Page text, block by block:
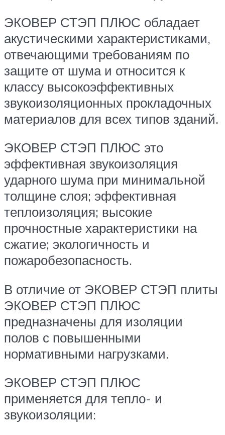
ЭКОВЕР СТЭП ПЛЮС обладает
акустическими характеристиками,
отвечающими требованиям по
защите от шума и относится к
классу высокоэффективных
звукоизоляционных прокладочных
материалов для всех типов зданий.
ЭКОВЕР СТЭП ПЛЮС это
эффективная звукоизоляция
ударного шума при минимальной
толщине слоя; эффективная
теплоизоляция; высокие
прочностные характеристики на
сжатие; экологичность и
пожаробезопасность.
В отличие от ЭКОВЕР СТЭП плиты
ЭКОВЕР СТЭП ПЛЮС
предназначены для изоляции
полов с повышенными
нормативными нагрузками.
ЭКОВЕР СТЭП ПЛЮС
применяется для тепло- и
звукоизоляции: